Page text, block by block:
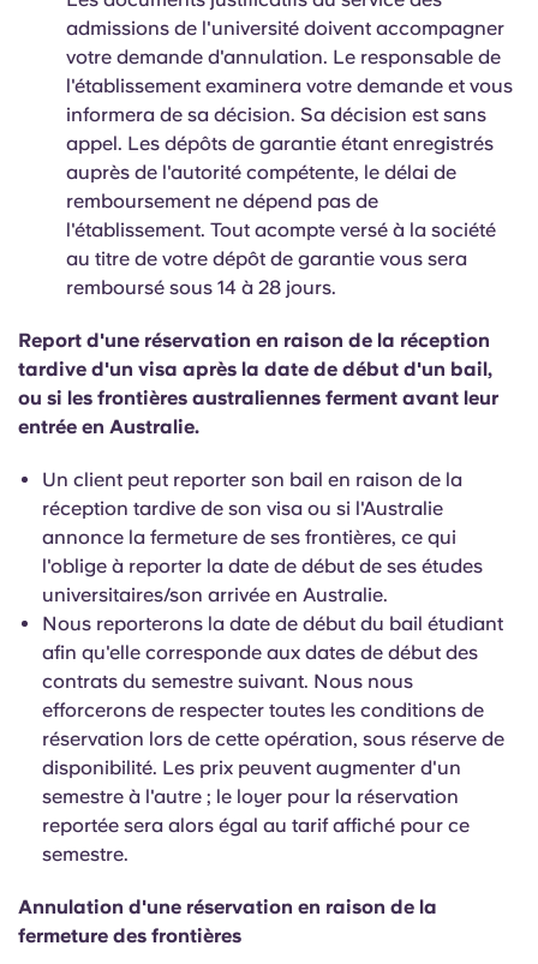
admissions de l'université doivent accompagner
votre demande d'annulation. Le responsable de
l'établissement examinera votre demande et vous
informera de sa décision. Sa décision est sans
appel. Les dépôts de garantie étant enregistrés
auprès de l'autorité compétente, le délai de
remboursement ne dépend pas de
l'établissement. Tout acompte versé à la société
au titre de votre dépôt de garantie vous sera
remboursé sous 14 à 28 jours.
Report d'une réservation en raison de la réception
tardive d'un visa après la date de début d'un bail,
ou si les frontières australiennes ferment avant leur
entrée en Australie.
Un client peut reporter son bail en raison de la
réception tardive de son visa ou si l'Australie
annonce la fermeture de ses frontières, ce qui
l'oblige à reporter la date de début de ses études
universitaires/son arrivée en Australie.
Nous reporterons la date de début du bail étudiant
afin qu'elle corresponde aux dates de début des
contrats du semestre suivant. Nous nous
efforcerons de respecter toutes les conditions de
réservation lors de cette opération, sous réserve de
disponibilité. Les prix peuvent augmenter d'un
semestre à l'autre ; le loyer pour la réservation
reportée sera alors égal au tarif affiché pour ce
semestre.
Annulation d'une réservation en raison de la
fermeture des frontières